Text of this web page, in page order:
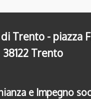
Trento - piazza
38122 Trento
e Impegno